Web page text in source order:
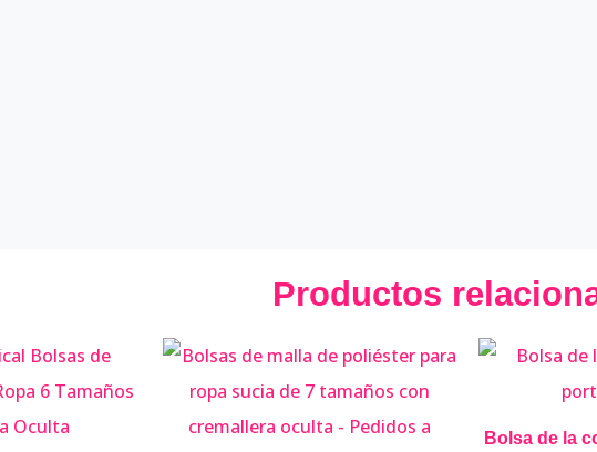
Productos
Bolsa de la